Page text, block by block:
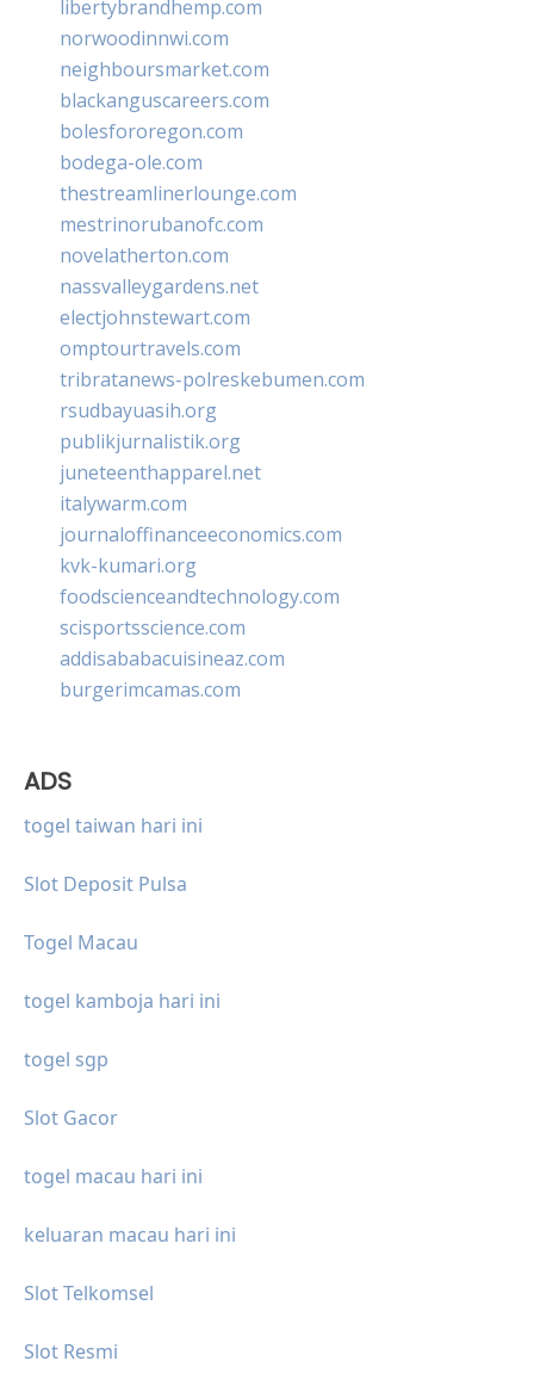
libertybrandhemp.com
norwoodinnwi.com
neighboursmarket.com
blackanguscareers.com
bolesfororegon.com
bodega-ole.com
thestreamlinerlounge.com
mestrinorubanofc.com
novelatherton.com
nassvalleygardens.net
electjohnstewart.com
omptourtravels.com
tribratanews-polreskebumen.com
rsudbayuasih.org
publikjurnalistik.org
juneteenthapparel.net
italywarm.com
journaloffinanceeconomics.com
kvk-kumari.org
foodscienceandtechnology.com
scisportsscience.com
addisababacuisineaz.com
burgerimcamas.com
ADS
togel taiwan hari ini
Slot Deposit Pulsa
Togel Macau
togel kamboja hari ini
togel sgp
Slot Gacor
togel macau hari ini
keluaran macau hari ini
Slot Telkomsel
Slot Resmi